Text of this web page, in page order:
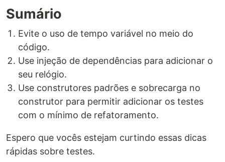
Sumário
Evite o uso de tempo variável no meio do
código.
Use injeção de dependências para adicionar o
seu relógio.
Use construtores padrões e sobrecarga no
construtor para permitir adicionar os testes
com o mínimo de refatoramento.
Espero que vocês estejam curtindo essas dicas
rápidas sobre testes.